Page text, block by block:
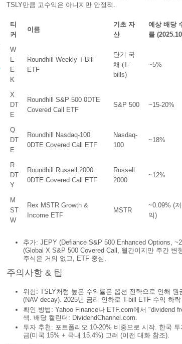
TSLY만큼 고수익은 아니지만 안정적.
티
커
이름
기초 자
산
예상 배당
률
W
E
E
K
Roundhill Weekly T-Bill
ETF
단기 국
채 (T-
bills)
~5%
X
DT
E
Roundhill S&P 500 0DTE
Covered Call ETF
S&P 500 ~15-20%
Q
DT
E
Roundhill Nasdaq-100
0DTE Covered Call ETF
Nasdaq-
100
~18%
R
DT
Y
Roundhill Russell 2000
0DTE Covered Call ETF
Russell
2000
~12%
M
ST
W
Rex MSTR Growth &
Income ETF
MSTR
~0.09% (
익)
추가: JEPY (Defiance S&P 500 Enhanced Options,
(Global X S&P 500 Covered Call, 월간이지만 주간 변
주식은 거의 없고, ETF 중심.
주의사항 & 팁
위험: TSLY처럼 높은 수익률은 옵션 전략으로 인해 원
(NAV decay). 2025년 금리 인하로 T-bill ETF 수익 하
확인 방법: Yahoo Finance나 ETF.com에서 "dividend
색. 배당 캘린더: DividendChannel.com.
투자 추천: 포트폴리오 10-20% 비중으로 시작. 한국 투
금(미국 15% + 국내 15.4%) 고려 (이전 대화 참조).